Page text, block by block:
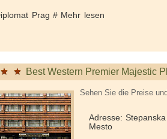
Prag # Mehr lesen
Best Western Premier Majestic
Sehen Sie die Preise
Adresse:
Mesto